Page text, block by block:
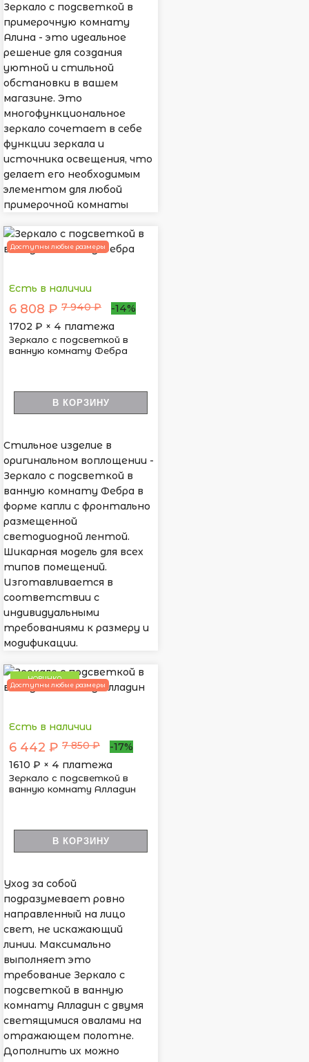
Зеркало с подсветкой в
примерочную комнату
Алина - это идеальное
решение для создания
уютной и стильной
обстановки в вашем
магазине. Это
многофункциональное
зеркало сочетает в себе
функции зеркала и
источника освещения, что
делает его необходимым
элементом для любой
примерочной комнаты
Доступны любые размеры
Есть в наличии
6 808 ₽ 7 940 ₽
-14%
1702 ₽ × 4 платежа
Зеркало с подсветкой в
ванную комнату Фебра
В КОРЗИНУ
Стильное изделие в
оригинальном воплощении -
Зеркало с подсветкой в
ванную комнату Фебра в
форме капли с фронтально
размещенной
светодиодной лентой.
Шикарная модель для всех
типов помещений.
Изготавливается в
соответствии с
индивидуальными
требованиями к размеру и
модификации.
НОВИНКА
Доступны любые размеры
Есть в наличии
6 442 ₽ 7 850 ₽
-17%
1610 ₽ × 4 платежа
Зеркало с подсветкой в
ванную комнату Алладин
В КОРЗИНУ
Уход за собой
подразумевает ровно
направленный на лицо
свет, не искажающий
линии. Максимально
выполняет это
требование Зеркало с
подсветкой в ванную
комнату Алладин с двумя
светящимися овалами на
отражающем полотне.
Дополнить их можно